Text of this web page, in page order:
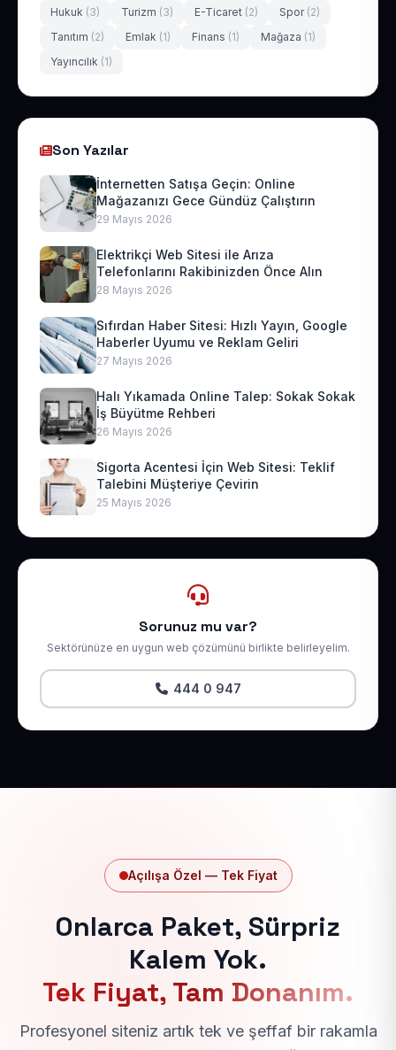
Hukuk (3) Turizm (3) E-Ticaret (2) Spor (2)
Tanıtım (2) Emlak (1) Finans (1) Mağaza (1)
Yayıncılık (1)
Son Yazılar
İnternetten Satışa Geçin: Online
Mağazanızı Gece Gündüz Çalıştırın
29 Mayıs 2026
Elektrikçi Web Sitesi ile Arıza
Telefonlarını Rakibinizden Önce Alın
28 Mayıs 2026
Sıfırdan Haber Sitesi: Hızlı Yayın, Google
Haberler Uyumu ve Reklam Geliri
27 Mayıs 2026
Halı Yıkamada Online Talep: Sokak Sokak
İş Büyütme Rehberi
26 Mayıs 2026
Sigorta Acentesi İçin Web Sitesi: Teklif
Talebini Müşteriye Çevirin
25 Mayıs 2026
Sorunuz mu var?
Sektörünüze en uygun web çözümünü birlikte belirleyelim.
444 0 947
Açılışa Özel — Tek Fiyat
Onlarca Paket, Sürpriz
Kalem Yok.
Tek Fiyat, Tam Donanım.
Profesyonel siteniz artık tek ve şeffaf bir rakamla